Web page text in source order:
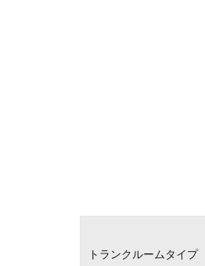
トランクルームタイプ